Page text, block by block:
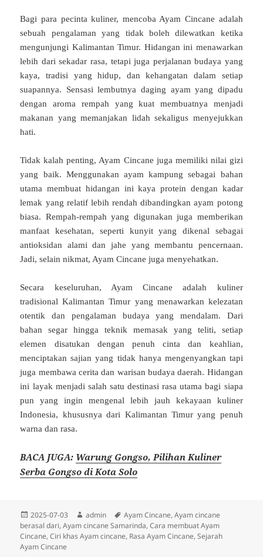
Bagi para pecinta kuliner, mencoba Ayam Cincane adalah
sebuah pengalaman yang tidak boleh dilewatkan ketika
mengunjungi Kalimantan Timur. Hidangan ini menawarkan
lebih dari sekadar rasa, tetapi juga perjalanan budaya yang
kaya, tradisi yang hidup, dan kehangatan dalam setiap
suapannya. Sensasi lembutnya daging ayam yang dipadu
dengan aroma rempah yang kuat membuatnya menjadi
makanan yang memanjakan lidah sekaligus menyejukkan
hati.
Tidak kalah penting, Ayam Cincane juga memiliki nilai gizi
yang baik. Menggunakan ayam kampung sebagai bahan
utama membuat hidangan ini kaya protein dengan kadar
lemak yang relatif lebih rendah dibandingkan ayam potong
biasa. Rempah-rempah yang digunakan juga memberikan
manfaat kesehatan, seperti kunyit yang dikenal sebagai
antioksidan alami dan jahe yang membantu pencernaan.
Jadi, selain nikmat, Ayam Cincane juga menyehatkan.
Secara keseluruhan, Ayam Cincane adalah kuliner
tradisional Kalimantan Timur yang menawarkan kelezatan
otentik dan pengalaman budaya yang mendalam. Dari
bahan segar hingga teknik memasak yang teliti, setiap
elemen disatukan dengan penuh cinta dan keahlian,
menciptakan sajian yang tidak hanya mengenyangkan tapi
juga membawa cerita dan warisan budaya daerah. Hidangan
ini layak menjadi salah satu destinasi rasa utama bagi siapa
pun yang ingin mengenal lebih jauh kekayaan kuliner
Indonesia, khususnya dari Kalimantan Timur yang penuh
warna dan rasa.
BACA JUGA: Warung Gongso, Pilihan Kuliner
Serba Gongso di Kota Solo
Diposkan
pada
2025-07-03 Penulis
admin Tag
Ayam Cincane,Ayam cincane
berasal dari,Ayam cincane Samarinda,Cara membuat Ayam
Cincane,Ciri khas Ayam cincane, Rasa Ayam Cincane,Sejarah
Ayam Cincane